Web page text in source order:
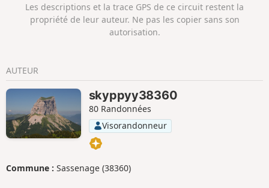
Les descriptions et la trace GPS de ce circuit restent la
propriété de leur auteur. Ne pas les copier sans son
autorisation.
AUTEUR
skyppyy38360
80 Randonnées
Visorandonneur
Commune : Sassenage (38360)